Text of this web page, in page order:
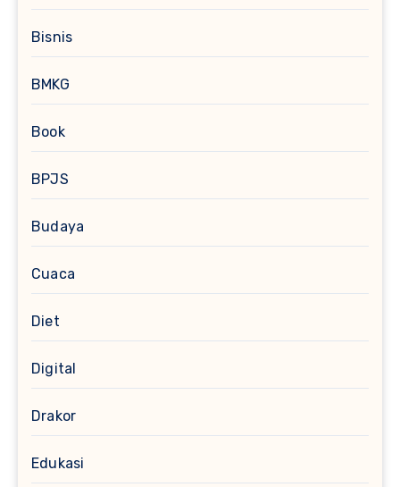
Bisnis
BMKG
Book
BPJS
Budaya
Cuaca
Diet
Digital
Drakor
Edukasi